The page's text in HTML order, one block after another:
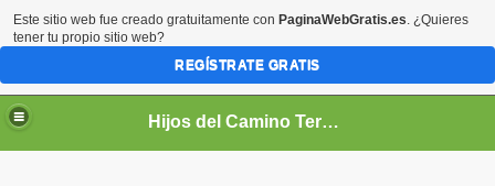
Hijos del Camino Teresiano
Este sitio web fue creado gratuitamente con PaginaWebGratis.es. ¿Quieres
tener tu propio sitio web?
REGÍSTRATE GRATIS